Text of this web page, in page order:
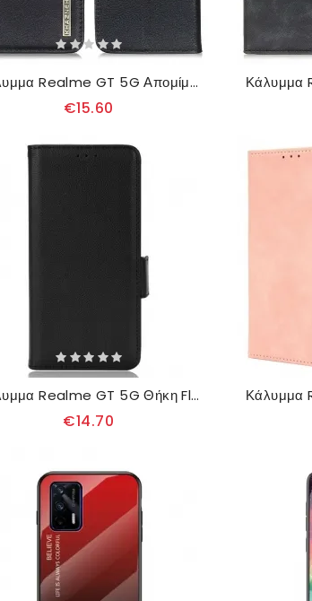
Κάλυμμα Realme GT 5G Απομίμηση Δέρματος Khazneh
€15.60
Κάλυμμα Realme GT 5G Θήκη Flip Flap Double Litchi Νέα Χρώματα
€14.70